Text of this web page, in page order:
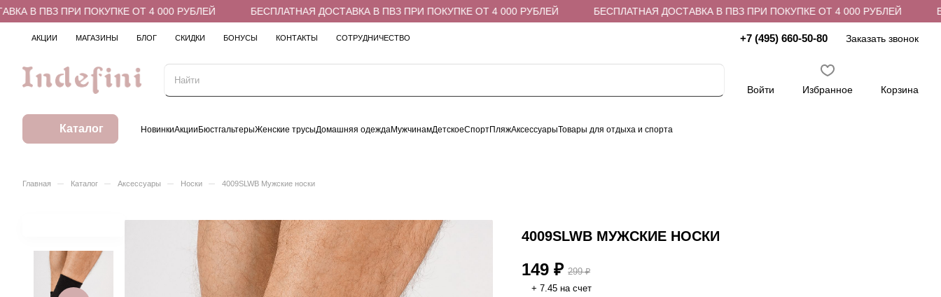
В ПВЗ ПРИ ПОКУПКЕ ОТ 4 000 РУБЛЕЙ БЕСПЛАТНАЯ ДОСТАВКА В ПВЗ ПРИ ПОКУПКЕ ОТ 4 000 РУБЛЕЙ БЕСПЛАТНАЯ ДОСТАВКА В ПВЗ ПРИ ПОКУПКЕ ОТ 4 000 РУБЛЕЙ
АКЦИИ МАГАЗИНЫ БЛОГ СКИДКИ БОНУСЫ КОНТАКТЫ СОТРУДНИЧЕСТВО +7 (495) 660-50-80 Заказать звонок
Войти Избранное Корзина
Каталог НовинкиАкцииБюстгальтерыЖенские трусыДомашняя одеждаМужчинамДетскоеСпортПляжАксессуарыТовары для отдыха и спорта
Главная – Каталог – Аксессуары – Носки – 4009SLWB Мужские носки
4009SLWB МУЖСКИЕ НОСКИ
149 ₽ 299 ₽
+ 7.45 на счет